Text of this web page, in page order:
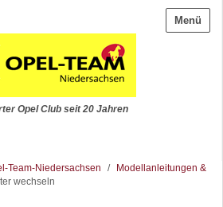
Menü
Opel Club seit 20 Jahren
Team-Niedersachsen /
Modellanleitungen &
wechseln